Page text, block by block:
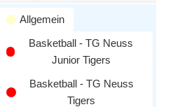
Allgemein
Basketball - TG Neuss
Junior Tigers
Basketball - TG Neuss
Tigers